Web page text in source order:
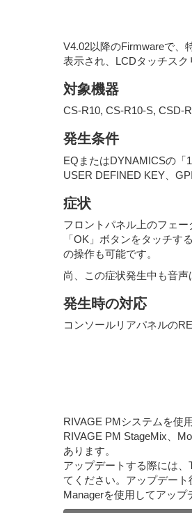
V4.02以降のFirmwareで、
表示され、LCDタッチスク
対象機器
CS-R10, CS-R10-S, CSD-
発生条件
EQまたはDYNAMICSの「
USER DEFINED KEY、
症状
フロントパネル上のフェ
「OK」ボタンをタッチ
の操作も可能です。
尚、この症状発生中も音声
発生時の対応
コンソールリアパネルの
RIVAGE PMシステムを使
RIVAGE PM StageMix、
あります。
アップデートする際には
てください。アップデー
Managerを使用してアップ